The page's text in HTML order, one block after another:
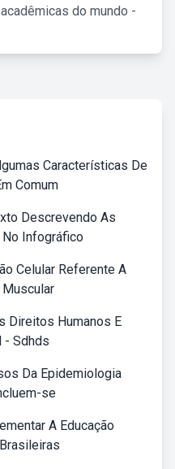
do mundo -
Características De
Comum
Descrevendo As
Infográfico
Celular Referente A
Muscular
Direitos Humanos E
- Sdhds
Da Epidemiologia
se
A Educação